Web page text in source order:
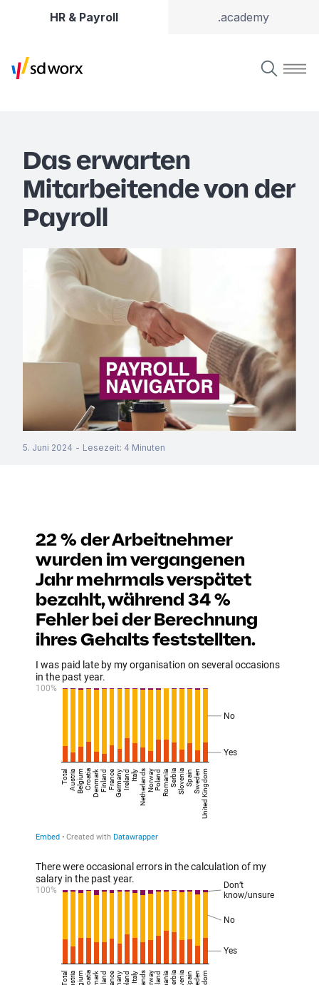
HR & Payroll .academy
Das erwarten
Mitarbeitende von der
Payroll
5. Juni 2024 - Lesezeit: 4 Minuten
22 % der Arbeitnehmer
wurden im vergangenen
Jahr mehrmals verspätet
bezahlt, während 34 %
Fehler bei der Berechnung
ihres Gehalts feststellten.